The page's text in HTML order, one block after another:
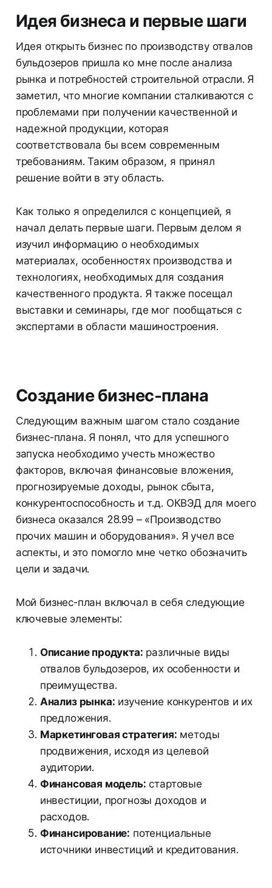
Идея бизнеса и первые шаги
Идея открыть бизнес по производству отвалов
бульдозеров пришла ко мне после анализа
рынка и потребностей строительной отрасли. Я
заметил, что многие компании сталкиваются с
проблемами при получении качественной и
надежной продукции, которая
соответствовала бы всем современным
требованиям. Таким образом, я принял
решение войти в эту область.
Как только я определился с концепцией, я
начал делать первые шаги. Первым делом я
изучил информацию о необходимых
материалах, особенностях производства и
технологиях, необходимых для создания
качественного продукта. Я также посещал
выставки и семинары, где мог пообщаться с
экспертами в области машиностроения.
Создание бизнес-плана
Следующим важным шагом стало создание
бизнес-плана. Я понял, что для успешного
запуска необходимо учесть множество
факторов, включая финансовые вложения,
прогнозируемые доходы, рынок сбыта,
конкурентоспособность и т.д. ОКВЭД для моего
бизнеса оказался 28.99 – «Производство
прочих машин и оборудования». Я учел все
аспекты, и это помогло мне четко обозначить
цели и задачи.
Мой бизнес-план включал в себя следующие
ключевые элементы:
Описание продукта: различные виды
отвалов бульдозеров, их особенности и
преимущества.
Анализ рынка: изучение конкурентов и их
предложения.
Маркетинговая стратегия: методы
продвижения, исходя из целевой
аудитории.
Финансовая модель: стартовые
инвестиции, прогнозы доходов и
расходов.
Финансирование: потенциальные
источники инвестиций и кредитования.